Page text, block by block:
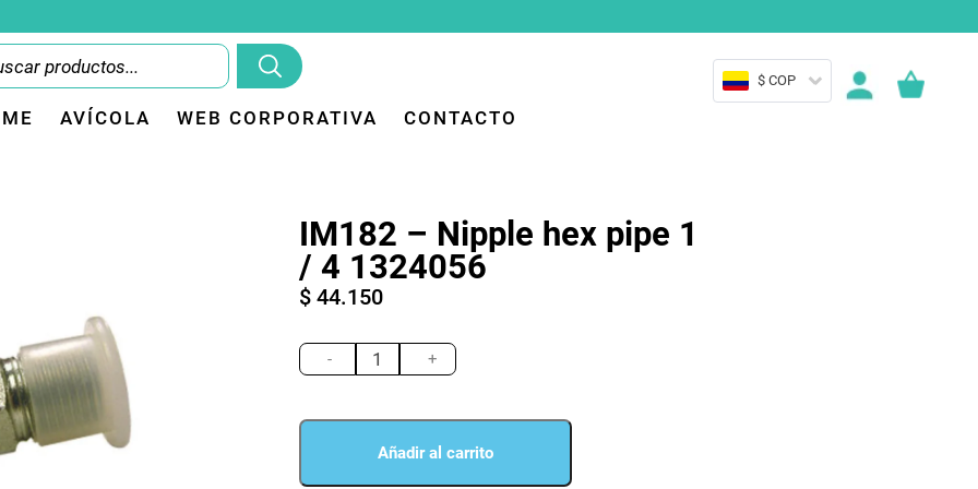
AVÍCOLA WEB CORPORATIVA CONTACTO
$ COP
IM182 – Nipple hex pipe 1
/ 4 1324056
$ 44.150
-
-
Nipple
pipe
4
+
Añadir al carrito